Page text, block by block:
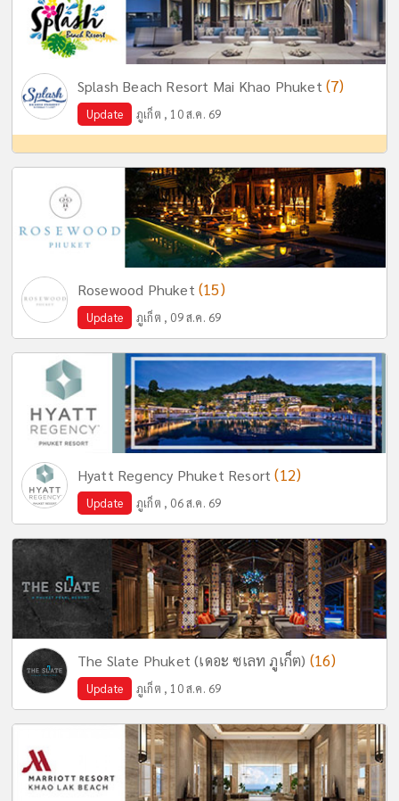
Splash Beach Resort Mai Khao Phuket (7)
Update ภูเก็ต , 10 ส.ค. 69
Rosewood Phuket (15)
Update ภูเก็ต , 09 ส.ค. 69
Hyatt Regency Phuket Resort(12)
Update ภูเก็ต , 06 ส.ค. 69
The Slate Phuket (เดอะ ซเลท ภูเก็ต) (16)
Update ภูเก็ต , 10 ส.ค. 69